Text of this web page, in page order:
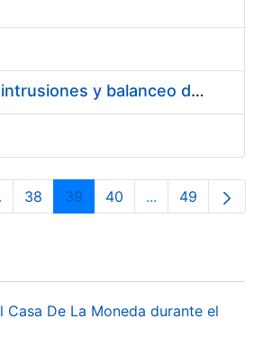
Servicios de mantenimiento para los sistemas de control de acceso, prevención de intrusiones y balanceo de carga
intermedias Use TAB para
Página
38 Página
39 Página
40 ...PáginasPágina
49
De La Moneda durante el